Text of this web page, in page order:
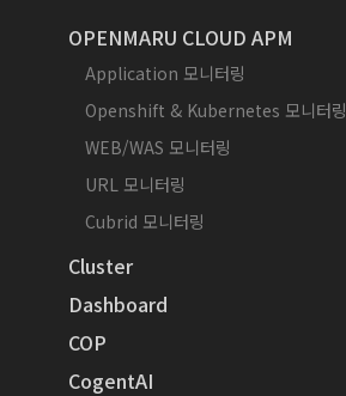
OPENMARU CLOUD APM
Application 모니터링
Openshift & Kubernetes 모니터링
WEB/WAS 모니터링
URL 모니터링
Cubrid 모니터링
Cluster
Dashboard
COP
CogentAI